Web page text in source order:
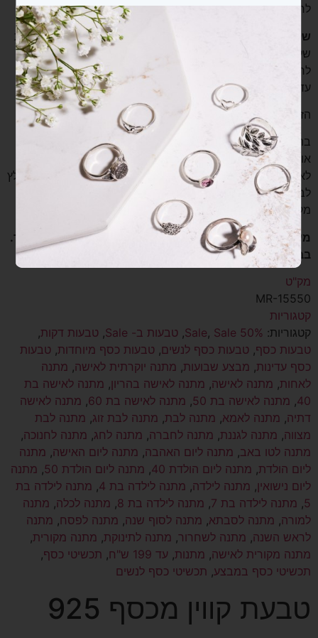
לרוב עד 3 ימים אך לא יותר מ 7 ימי עסקים.
שליח עד הבית
– בעלות 35 ש”ח, בהזמנה מעל 199 ש”ח עלות
של 19 ש”ח וחינם בהזמנה מעל 399 ש”ח.
לרוב מהיום למחר אך לא יותר מ 3 ימי עסקים, ישובים חריגים
עד 5 ימי עסקים.
הזמנות שהתקבלו עד השעה 9:00 יטופלו באותו יום.
או בטלפון על מנת לתאם את הגעתו, לכן מומלץ להיות זמינים
לאחר ההזמנה באתר. שעות המשלוחים הן 8:00 – 17:00. מומלץ
לבחור כתובת בה את נמצאת בשעות אלה (לדוגמה, כתובת
מקום העבודה שלך)
מעוניינת במשלוח לחו”ל או משלוח יותר מהיר? נשמח לעזור.
בבקשה צרי איתנו קשר.
מק"ט
MR-15550
קטגוריות
קטגוריות:
Sale, Sale 50%
, טבעות ב- Sale , טבעות דקות,
טבעות כסף, טבעות כסף לנשים, טבעות כסף מיוחדות, טבעות
כסף עדינות, מבצע שבועות, מתנה יוקרתית לאישה, מתנה
לאחות, מתנה לאישה, מתנה לאישה בהריון, מתנה לאישה בת
40
, מתנה לאישה בת 50 , מתנה לאישה בת 60 , מתנה לאישה
דתיה, מתנה לאמא, מתנה לבת, מתנה לבת זוג, מתנה לבת
מצווה, מתנה לגננת, מתנה לחברה, מתנה לחג, מתנה לחנוכה,
מתנה לטו באב, מתנה ליום האהבה, מתנה ליום האישה, מתנה
ליום הולדת, מתנה ליום הולדת 40 , מתנה ליום הולדת 50 , מתנה
ליום נישואין, מתנה לילדה, מתנה לילדה בת 4 , מתנה לילדה בת
5
, מתנה לילדה בת 7 , מתנה לילדה בת 8 , מתנה לכלה, מתנה
למורה, מתנה לסבתא, מתנה לסוף שנה, מתנה לפסח, מתנה
לראש השנה, מתנה לשחרור, מתנה לתינוקת, מתנה מקורית,
מתנה מקורית לאישה, מתנות, עד 199 ש"ח , תכשיטי כסף,
תכשיטי כסף במבצע, תכשיטי כסף לנשים
טבעת קווין מכסף 925